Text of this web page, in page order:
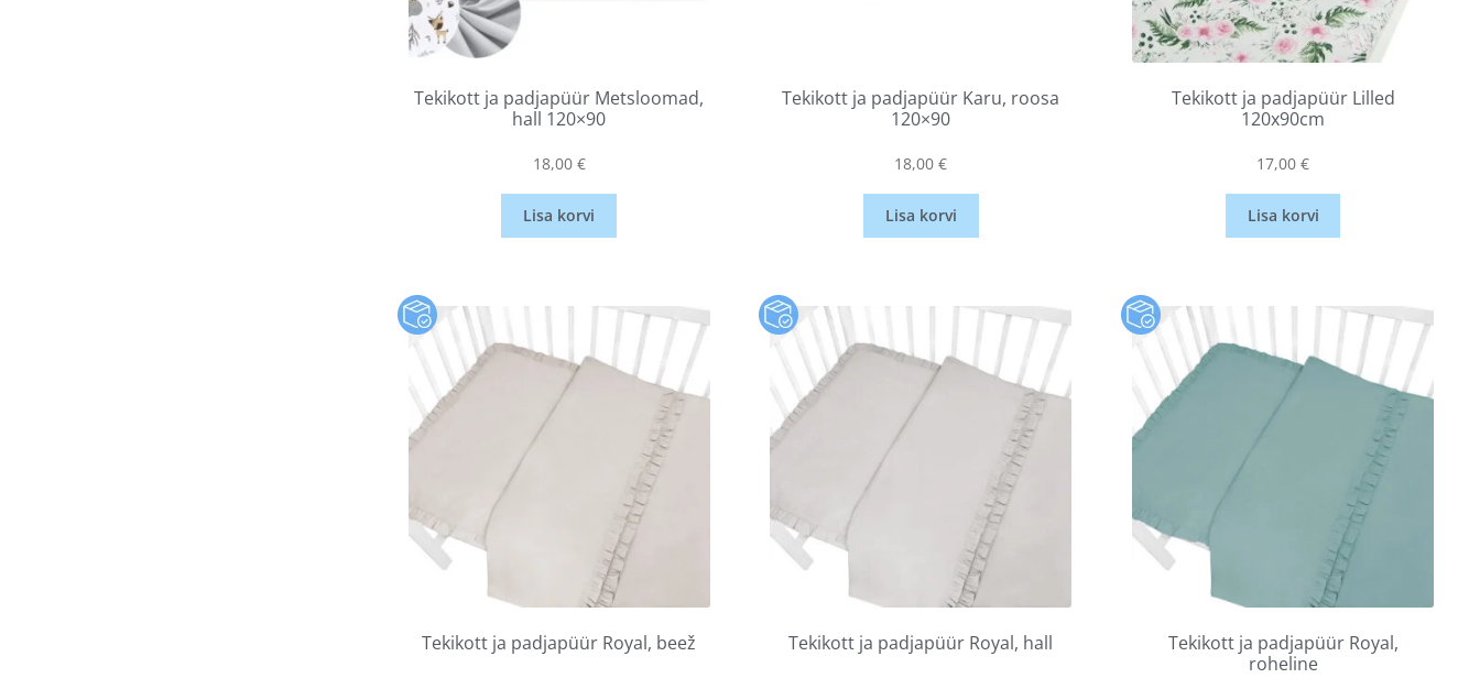
Tekikott ja padjapüür Metsloomad,
hall 120×90
18,00 €
Lisa korvi
Tekikott ja padjapüür Karu, roosa
120×90
18,00€
Lisa korvi
Tekikott ja padjapüür Lilled
120x90cm
17,00€
Lisa korvi
Tekikott ja padjapüür Royal, beež Tekikott ja padjapüür Royal, hall
Tekikott ja padjapüür Royal,
roheline